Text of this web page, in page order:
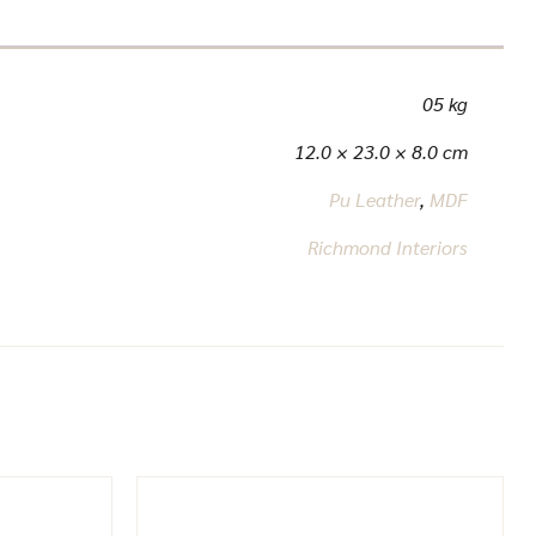
05 kg
12.0 × 23.0 × 8.0 cm
Pu Leather, MDF
Richmond Interiors